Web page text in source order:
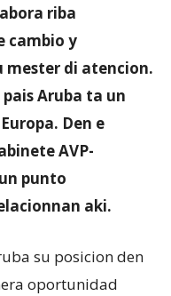
riba
cambio y
mester di atencion.
Aruba ta un
Den e
AVP-
punto
aki.
su posicion den
oportunidad